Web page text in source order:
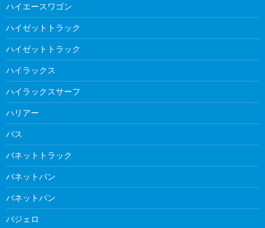
ハイエースワゴン
ハイゼットトラック
ハイゼットトラック
ハイラックス
ハイラックスサーフ
ハリアー
バス
バネットトラック
バネットバン
バネットバン
パジェロ